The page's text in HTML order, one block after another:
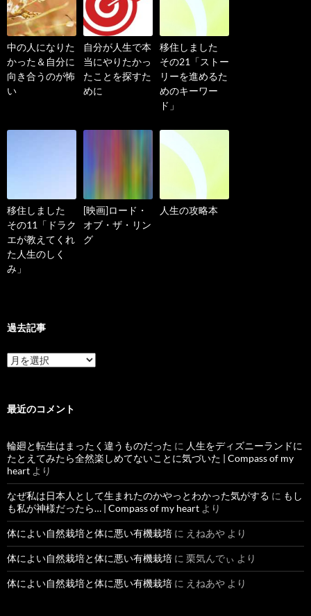
中の人になりた
かった＆自分に
向き合うのが怖
い
自分が人生で本
当にやりたかっ
たことを探すた
めに
移住しました
その21「ストー
リーを進めるた
めのキーワー
ド」
移住しました
その11「ドラク
エが教えてくれ
た人生のしく
み」
[映画]ロード・
オブ・ザ・リン
グ
人生の攻略本
過去記事
過
去
最近のコメント
輪廻と転生はまったく違うものだった に 人生をディズニーランドに
たとえてみたら全然楽しめてないことに気づいた | Compass of my
heart より
なぜ私は日本人として生まれたのかやっとわかった気がする に もし
も私が神様だったら… | Compass of my heart より
体によい自然栽培と体に悪い有機栽培 に えねあや より
体によい自然栽培と体に悪い有機栽培 に 栗気んでぃ より
体によい自然栽培と体に悪い有機栽培 に えねあや より